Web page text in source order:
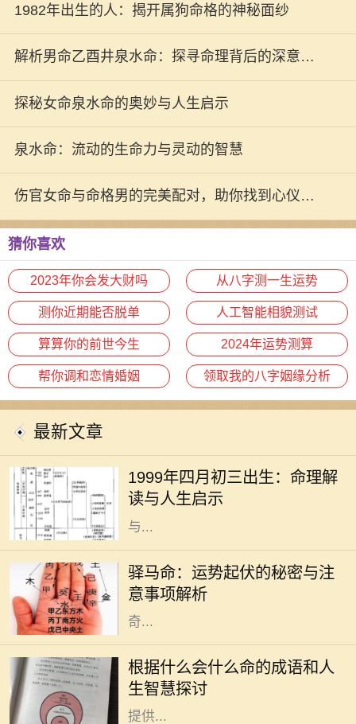
之旅
1982年出生的人：揭开属狗命格的神秘面纱
解析男命乙酉井泉水命：探寻命理背后的深意与
人生启示
探秘女命泉水命的奥妙与人生启示
泉水命：流动的生命力与灵动的智慧
伤官女命与命格男的完美配对，助你找到心仪伴
侣！
猜你喜欢
2023年你会发大财吗 从八字测一生运势
测你近期能否脱单 人工智能相貌测试
算算你的前世今生 2024年运势测算
帮你调和恋情婚姻 领取我的八字姻缘分析
最新文章
1999年四月初三出生：命理解
读与人生启示
种重要的研究方式，通过分析个人的
出生时间以预测其命运走向。1999年
四月初三出生的人，随着五行的变化
与...
驿马命：运势起伏的秘密与注
意事项解析
驿马命，这个源自于中国传统命理学
的概念，意味着一个人命中有驿马星
相伴，通常与流动、变迁、出行紧密
相关。许多人可能对这一命理产生好
奇...
根据什么会什么命的成语和人
生智慧探讨
成语是汉语言文化的瑰宝，它不仅凝
聚了丰富的历史和哲理，还反映了古
人的智慧和人生观。在我们的生活
中，各种巧妙的成语常常能够给我们
提供...